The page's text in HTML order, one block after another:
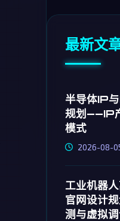
最新文
半导体IP
规划——IP
模式
2026-08-
工业机器
官网设计
测与虚拟